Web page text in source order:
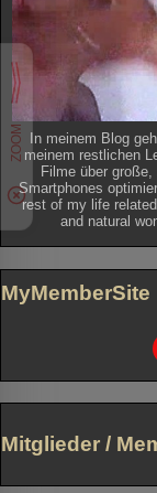
In meinem Blog
meinem restlichen
Filme über
Smartphones
rest of my life
and natural
MyMemberSite
Mitglieder /